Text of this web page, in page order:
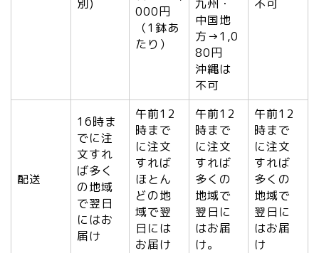
別)
000円
（1鉢あ
たり）
九州・
中国地
方→1,0
80円
沖縄は
不可
不可
配送
16時ま
でに注
文すれ
ば多く
の地域
で翌日
にはお
届け
午前12
時まで
に注文
すれば
ほとん
どの地
域で翌
日には
お届け
午前12
時まで
に注文
すれば
多くの
地域で
翌日に
はお届
け。
午前12
時まで
に注文
すれば
多くの
地域で
翌日に
はお届
け